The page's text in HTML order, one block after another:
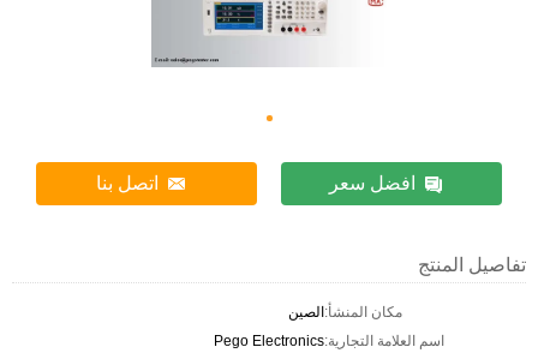
افضل سعر اتصل بنا
تفاصيل المنتج
مكان المنشأ:الصين
اسم العلامة التجارية:Pego Electronics